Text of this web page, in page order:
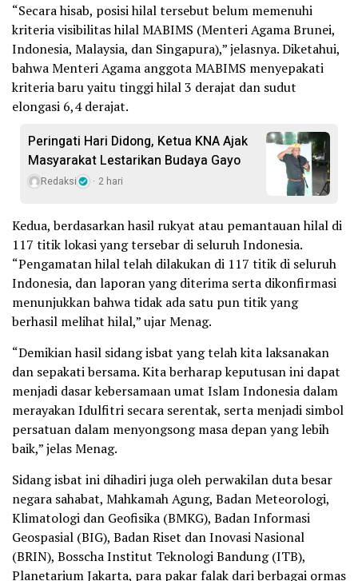
“Secara hisab, posisi hilal tersebut belum memenuhi
kriteria visibilitas hilal MABIMS (Menteri Agama Brunei,
Indonesia, Malaysia, dan Singapura),” jelasnya. Diketahui,
bahwa Menteri Agama anggota MABIMS menyepakati
kriteria baru yaitu tinggi hilal 3 derajat dan sudut
elongasi 6,4 derajat.
Peringati Hari Didong, Ketua KNA Ajak
Masyarakat Lestarikan Budaya Gayo
Redaksi 2 hari
Kedua, berdasarkan hasil rukyat atau pemantauan hilal di
117 titik lokasi yang tersebar di seluruh Indonesia.
“Pengamatan hilal telah dilakukan di 117 titik di seluruh
Indonesia, dan laporan yang diterima serta dikonfirmasi
menunjukkan bahwa tidak ada satu pun titik yang
berhasil melihat hilal,” ujar Menag.
“Demikian hasil sidang isbat yang telah kita laksanakan
dan sepakati bersama. Kita berharap keputusan ini dapat
menjadi dasar kebersamaan umat Islam Indonesia dalam
merayakan Idulfitri secara serentak, serta menjadi simbol
persatuan dalam menyongsong masa depan yang lebih
baik,” jelas Menag.
Sidang isbat ini dihadiri juga oleh perwakilan duta besar
negara sahabat, Mahkamah Agung, Badan Meteorologi,
Klimatologi dan Geofisika (BMKG), Badan Informasi
Geospasial (BIG), Badan Riset dan Inovasi Nasional
(BRIN), Bosscha Institut Teknologi Bandung (ITB),
Planetarium Jakarta, para pakar falak dari berbagai ormas